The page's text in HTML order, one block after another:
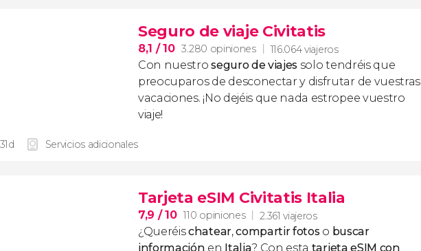
Seguro de viaje Civitatis
8,1 / 10 3.280 opiniones 116.064 viajeros
Con nuestroseguro de viajes solo tendréis que
preocuparos de desconectar y disfrutar de vuestras
vacaciones. ¡No dejéis que nada estropee vuestro
viaje!
Servicios adicionales
Tarjeta eSIM Civitatis Italia
7,9 / 10 110 opiniones 2.361 viajeros
¿Queréischatear,compartir fotoso buscar
información en Italia? Con esta tarjeta eSIM con